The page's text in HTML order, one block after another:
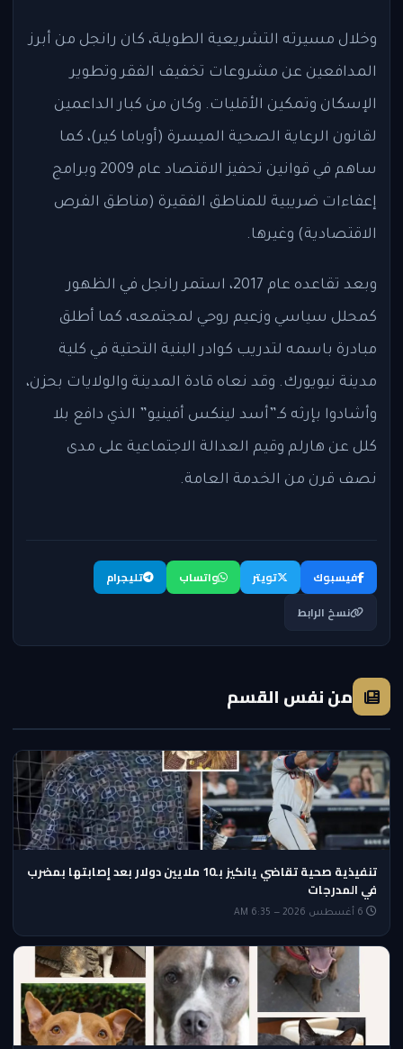
وخلال مسيرته التشريعية الطويلة، كان رانجل من أبرز
المدافعين عن مشروعات تخفيف الفقر وتطوير
الإسكان وتمكين الأقليات. وكان من كبار الداعمين
لقانون الرعاية الصحية الميسرة (أوباما كير)، كما
ساهم في قوانين تحفيز الاقتصاد عام 2009 وبرامج
إعفاءات ضريبية للمناطق الفقيرة (مناطق الفرص
الاقتصادية) وغيرها.
وبعد تقاعده عام 2017، استمر رانجل في الظهور
كمحلل سياسي وزعيم روحي لمجتمعه، كما أطلق
مبادرة باسمه لتدريب كوادر البنية التحتية في كلية
مدينة نيويورك. وقد نعاه قادة المدينة والولايات بحزن،
وأشادوا بإرثه كـ”أسد لينكس أفينيو” الذي دافع بلا
كلل عن هارلم وقيم العدالة الاجتماعية على مدى
نصف قرن من الخدمة العامة.
فيسبوك تويتر واتساب
تليجرام
نسخ الرابط
من نفس القسم
تنفيذية صحية تقاضي يانكيز بـ10 ملايين دولار بعد إصابتها بمضرب
في المدرجات